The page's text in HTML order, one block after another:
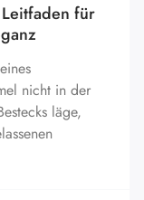
für
nicht in der
läge,